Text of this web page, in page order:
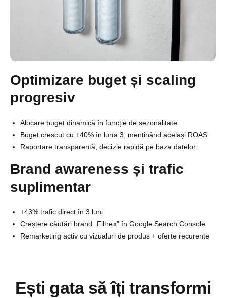
Optimizare buget și scaling
progresiv
Alocare buget dinamică în funcție de sezonalitate
Buget crescut cu +40% în luna 3, menținând același ROAS
Raportare transparentă, decizie rapidă pe baza datelor
Brand awareness și trafic
suplimentar
+43% trafic direct în 3 luni
Creștere căutări brand „Filtrex” în Google Search Console
Remarketing activ cu vizualuri de produs + oferte recurente
Ești gata să îți transformi